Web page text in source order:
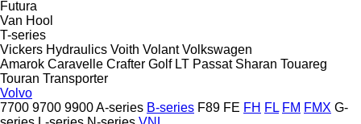
Futura
Van Hool
T-series
Vickers Hydraulics Voith Volant Volkswagen
Amarok Caravelle Crafter Golf LT Passat Sharan Touareg
Touran Transporter
Volvo
7700 9700 9900A-series B-series F89 FE FH FL FM FMX G-